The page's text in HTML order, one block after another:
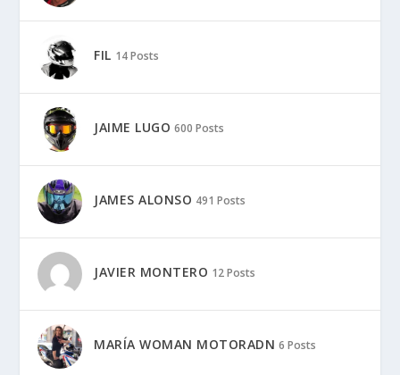
FIL 14 Posts
JAIME LUGO 600 Posts
JAMES ALONSO 491 Posts
JAVIER MONTERO 12 Posts
MARÍA WOMAN MOTORADN 6 Posts